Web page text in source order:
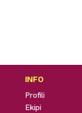
INFO
Profili
Ekipi